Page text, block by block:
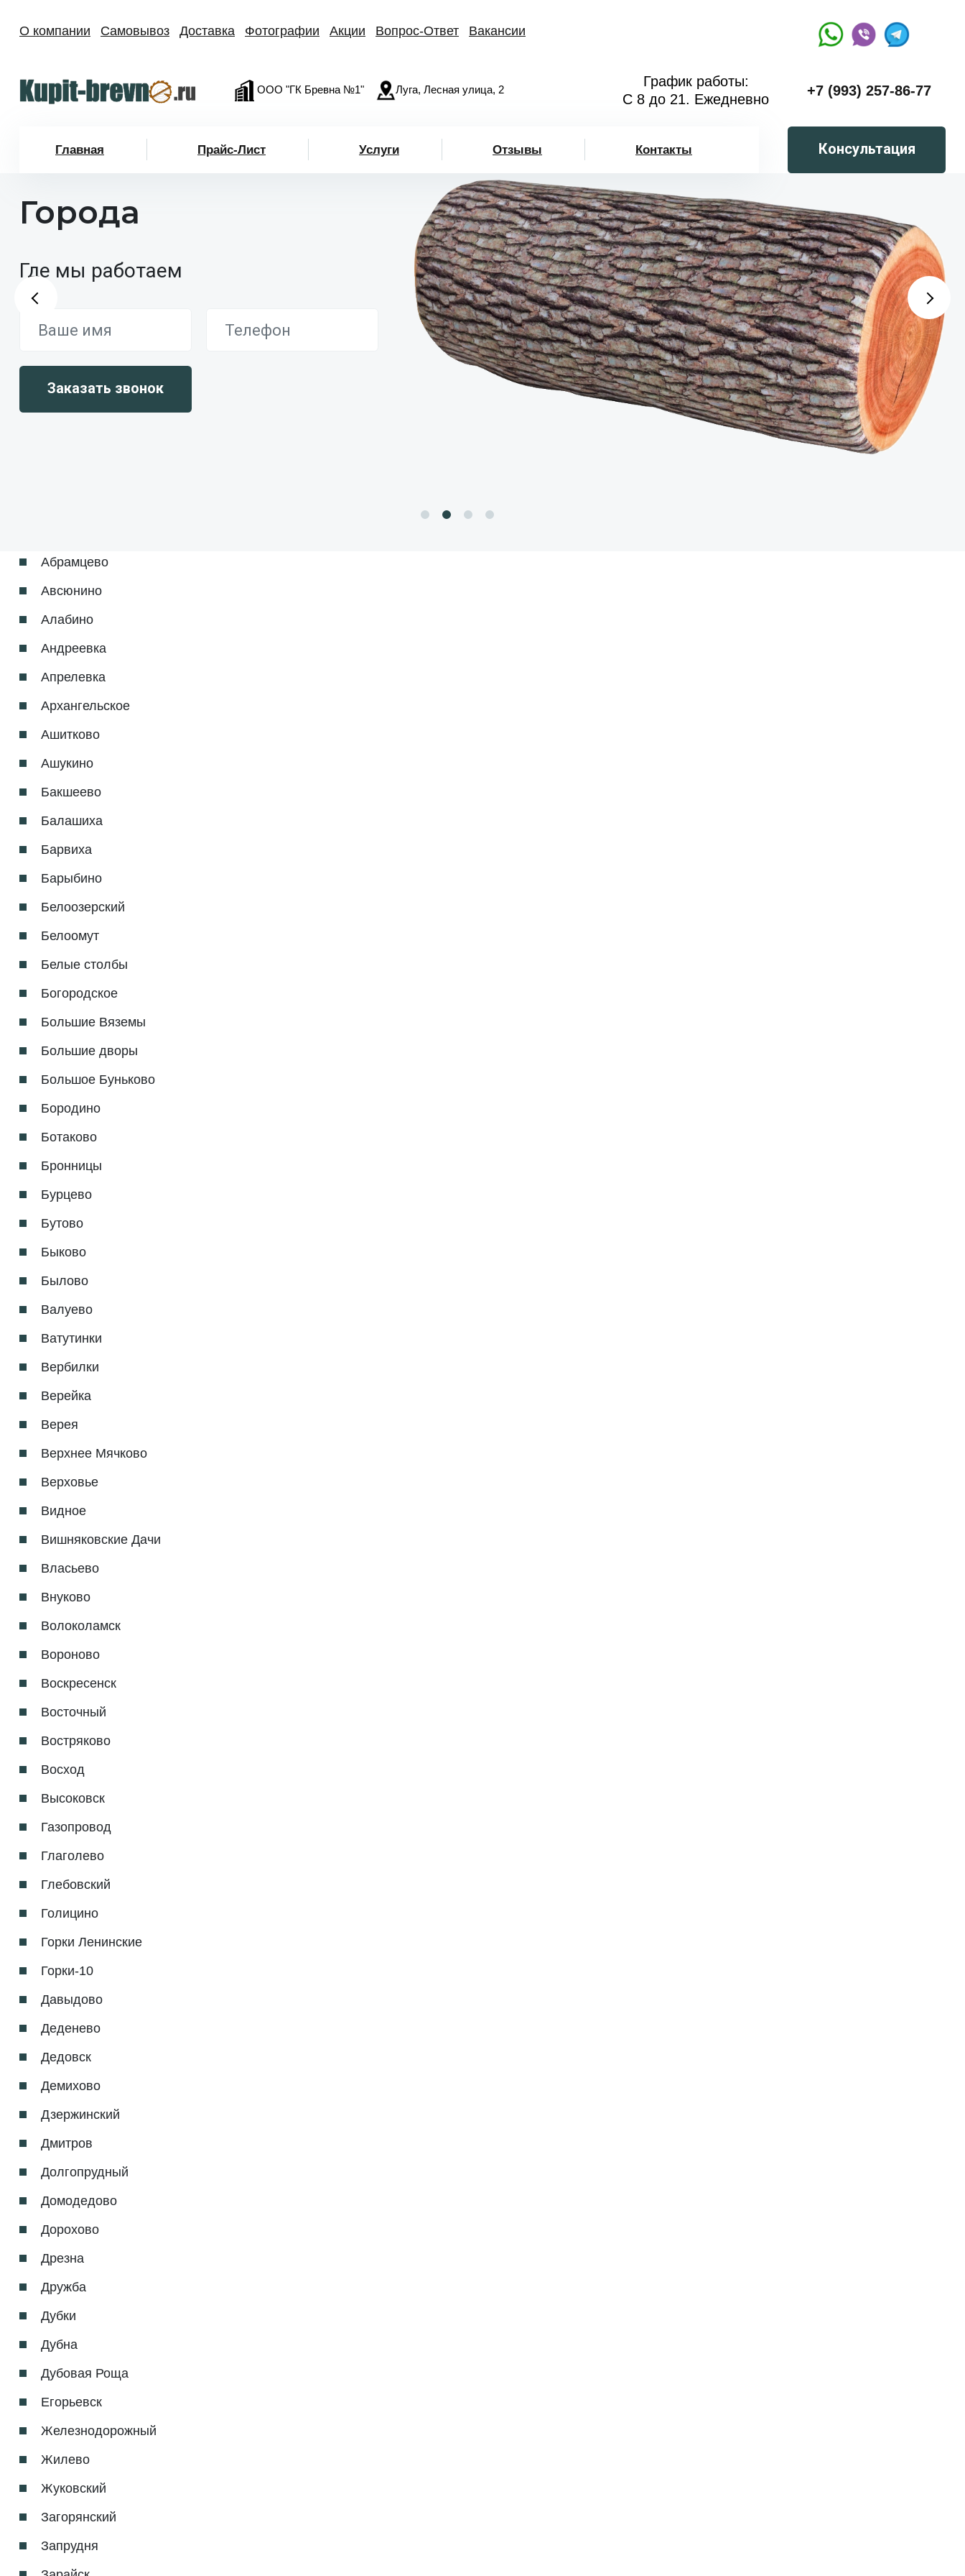
О компании Самовывоз Доставка Фотографии Акции Вопрос-Ответ Вакансии
ООО "ГК Бревна №1" Луга, Лесная улица, 2
График работы:
С 8 до 21. Ежедневно
+7 (993) 257-86-77
Главная Прайс-Лист Услуги Отзывы Контакты Консультация
Города
Где мы работаем
Абрамцево
Авсюнино
Алабино
Андреевка
Апрелевка
Архангельское
Ашитково
Ашукино
Бакшеево
Балашиха
Барвиха
Барыбино
Белоозерский
Белоомут
Белые столбы
Богородское
Большие Вяземы
Большие дворы
Большое Буньково
Бородино
Ботаково
Бронницы
Бурцево
Бутово
Быково
Былово
Валуево
Ватутинки
Вербилки
Верейка
Верея
Верхнее Мячково
Верховье
Видное
Вишняковские Дачи
Власьево
Внуково
Волоколамск
Вороново
Воскресенск
Восточный
Востряково
Восход
Высоковск
Газопровод
Глаголево
Глебовский
Голицино
Горки Ленинские
Горки-10
Давыдово
Деденево
Дедовск
Демихово
Дзержинский
Дмитров
Долгопрудный
Домодедово
Дорохово
Дрезна
Дружба
Дубки
Дубна
Дубовая Роща
Егорьевск
Железнодорожный
Жилево
Жуковский
Загорянский
Запрудня